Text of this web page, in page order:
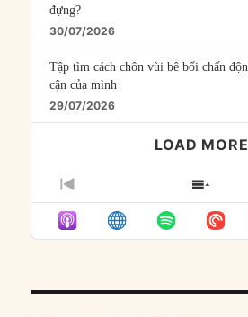
đựng?
30/07/2026
Tập tìm cách chôn vùi bê bối chấn
cận của mình
29/07/2026
LOAD MORE
PREVIOUS
EPISODE
LIST